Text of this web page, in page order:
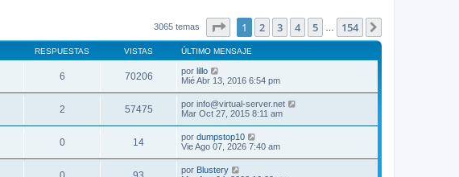
3065 temas Página1 de 154
1 2 3 4 5 154
RESPUESTAS VISTAS ÚLTIMO MENSAJE
6 70206 por lillo
Mié Abr 13, 2016 6:54 pm
2 57475 por info@virtual-server.net
Mar Oct 27, 2015 8:11 am
0 14 por dumpstop10
Vie Ago 07, 2026 7:40 am
por Blustery